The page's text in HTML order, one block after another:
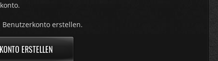
erstellen.
ERSTELLEN